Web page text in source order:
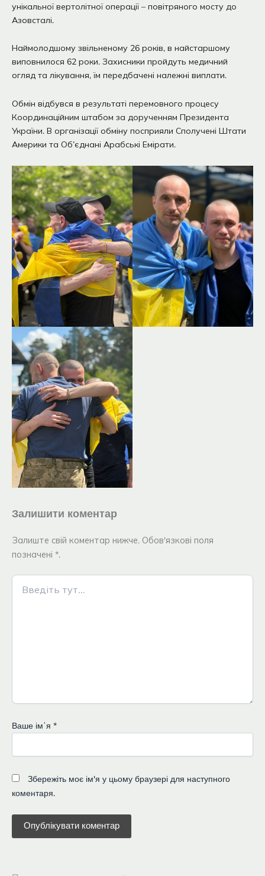
унікальної вертолітної операції – повітряного мосту до
Азовсталі.
Наймолодшому звільненому 26 років, в найстаршому
виповнилося 62 роки. Захисники пройдуть медичний
огляд та лікування, їм передбачені належні виплати.
Обмін відбувся в результаті перемовного процесу
Координаційним штабом за дорученням Президента
України. В організації обміну посприяли Сполучені Штати
Америки та Об’єднані Арабські Емірати.
Залишити коментар
Залиште свій коментар нижче. Обов'язкові поля
позначені *.
Введіть
тут...
Ваше імʼя *
Збережіть моє ім'я у цьому браузері для наступного
коментаря.